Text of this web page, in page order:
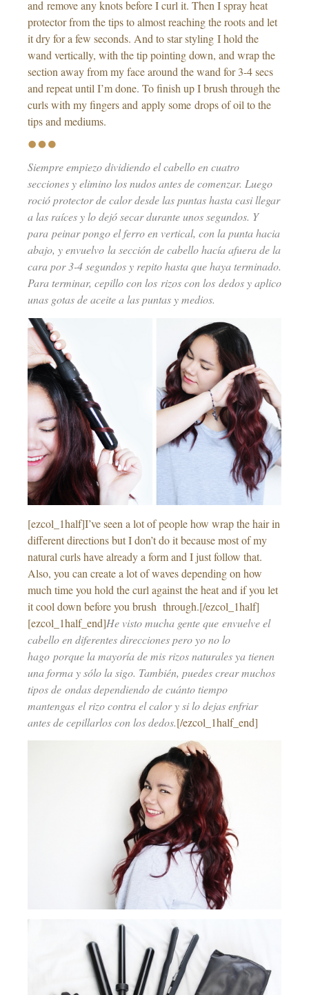
and remove any knots before I curl it. Then I spray heat
protector from the tips to almost reaching the roots and let
it dry for a few seconds. And to star styling I hold the
wand vertically, with the tip pointing down, and wrap the
section away from my face around the wand for 3-4 secs
and repeat until I’m done. To finish up I brush through the
curls with my fingers and apply some drops of oil to the
tips and mediums.
Siempre empiezo dividiendo el cabello en cuatro
secciones y elimino los nudos antes de comenzar. Luego
roció protector de calor desde las puntas hasta casi llegar
a las raíces y lo dejó secar durante unos segundos. Y
para peinar pongo el ferro en vertical, con la punta hacia
abajo, y envuelvo la sección de cabello hacía afuera de la
cara por 3-4 segundos y repito hasta que haya terminado.
Para terminar, cepillo con los rizos con los dedos y aplico
unas gotas de aceite a las puntas y medios.
[ezcol_1half]I’ve seen a lot of people how wrap the hair in
different directions but I don’t do it because most of my
natural curls have already a form and I just follow that.
Also, you can create a lot of waves depending on how
much time you hold the curl against the heat and if you let
it cool down before you brush through.[/ezcol_1half]
[ezcol_1half_end]He visto mucha gente que envuelve el
cabello en diferentes direcciones pero yo no lo
hago porque la mayoría de mis rizos naturales ya tienen
una forma y sólo la sigo. También, puedes crear muchos
tipos de ondas dependiendo de cuánto tiempo
mantengas el rizo contra el calor y si lo dejas enfriar
antes de cepillarlos con los dedos.[/ezcol_1half_end]